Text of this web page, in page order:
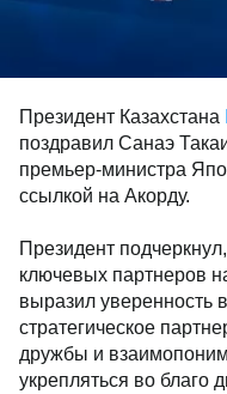
Президент Казахстана
поздравил Санаэ
премьер-министра
ссылкой на Акорду.
Президент
ключевых партнеров
выразил уверенность
стратегическое
дружбы и
укрепляться во благо